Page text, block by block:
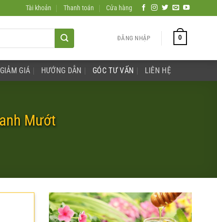
Tài khoản Thanh toán Cửa hàng
ĐĂNG NHẬP 0
GIẢM GIÁ HƯỚNG DẪN GÓC TƯ VẤN LIÊN HỆ
Mướt